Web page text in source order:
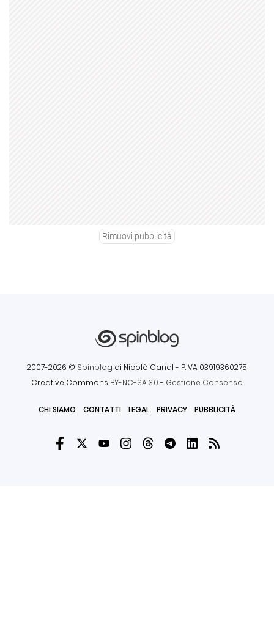
Rimuovi pubblicità
2007-2026 © Spinblog di Nicolò Canal - P.IVA 03919360275
Creative Commons BY-NC-SA 3.0- Gestione Consenso
CHI SIAMO CONTATTI LEGAL PRIVACY PUBBLICITÀ